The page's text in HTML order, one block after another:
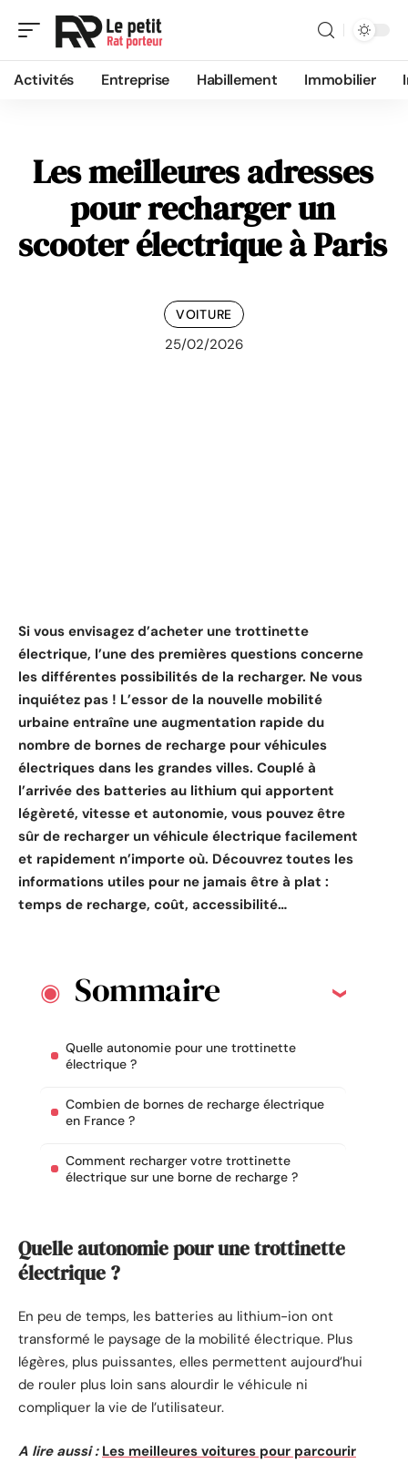
Activités Entreprise Habillement Immobilier
Les meilleures adresses
pour recharger un
scooter électrique à Paris
VOITURE
25/02/2026
Si vous envisagez d’acheter une trottinette
électrique, l’une des premières questions concerne
les différentes possibilités de la recharger. Ne vous
inquiétez pas ! L’essor de la nouvelle mobilité
urbaine entraîne une augmentation rapide du
nombre de bornes de recharge pour véhicules
électriques dans les grandes villes. Couplé à
l’arrivée des batteries au lithium qui apportent
légèreté, vitesse et autonomie, vous pouvez être
sûr de recharger un véhicule électrique facilement
et rapidement n’importe où. Découvrez toutes les
informations utiles pour ne jamais être à plat :
temps de recharge, coût, accessibilité…
Sommaire
Quelle autonomie pour une trottinette
électrique ?
Combien de bornes de recharge électrique
en France ?
Comment recharger votre trottinette
électrique sur une borne de recharge ?
Quelle autonomie pour une trottinette
électrique ?
En peu de temps, les batteries au lithium-ion ont
transformé le paysage de la mobilité électrique. Plus
légères, plus puissantes, elles permettent aujourd’hui
de rouler plus loin sans alourdir le véhicule ni
compliquer la vie de l’utilisateur.
A lire aussi : Les meilleures voitures pour parcourir